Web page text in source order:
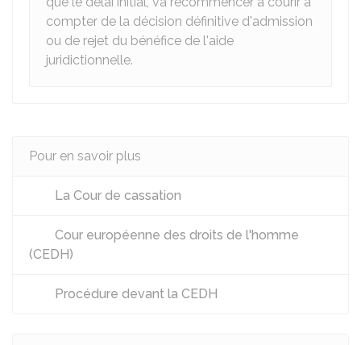
compter de la décision définitive d'admission
ou de rejet du bénéfice de l'aide
juridictionnelle.
Pour en savoir plus
La Cour de cassation
Cour européenne des droits de l'homme
(CEDH)
Procédure devant la CEDH